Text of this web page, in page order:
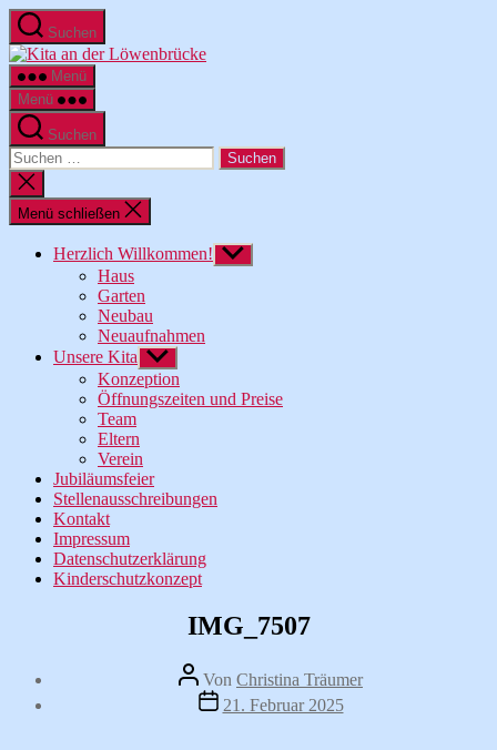
Zum
Inhalt
springen
Suchen
Kita
Menü
Menü
Suchen
Suche
nach:
Suche
schließen
Menü schließen
Herzlich Willkommen! Untermenü
anzeigen
Haus
Garten
Neubau
Neuaufnahmen
Unsere Kita Untermenü
anzeigen
Konzeption
Öffnungszeiten und Preise
Team
Eltern
Verein
Jubiläumsfeier
Stellenausschreibungen
Kontakt
Impressum
Datenschutzerklärung
Kinderschutzkonzept
IMG_7507
Beitragsautor
Von Christina Träumer
Veröffentlichungsdatum
21. Februar 2025